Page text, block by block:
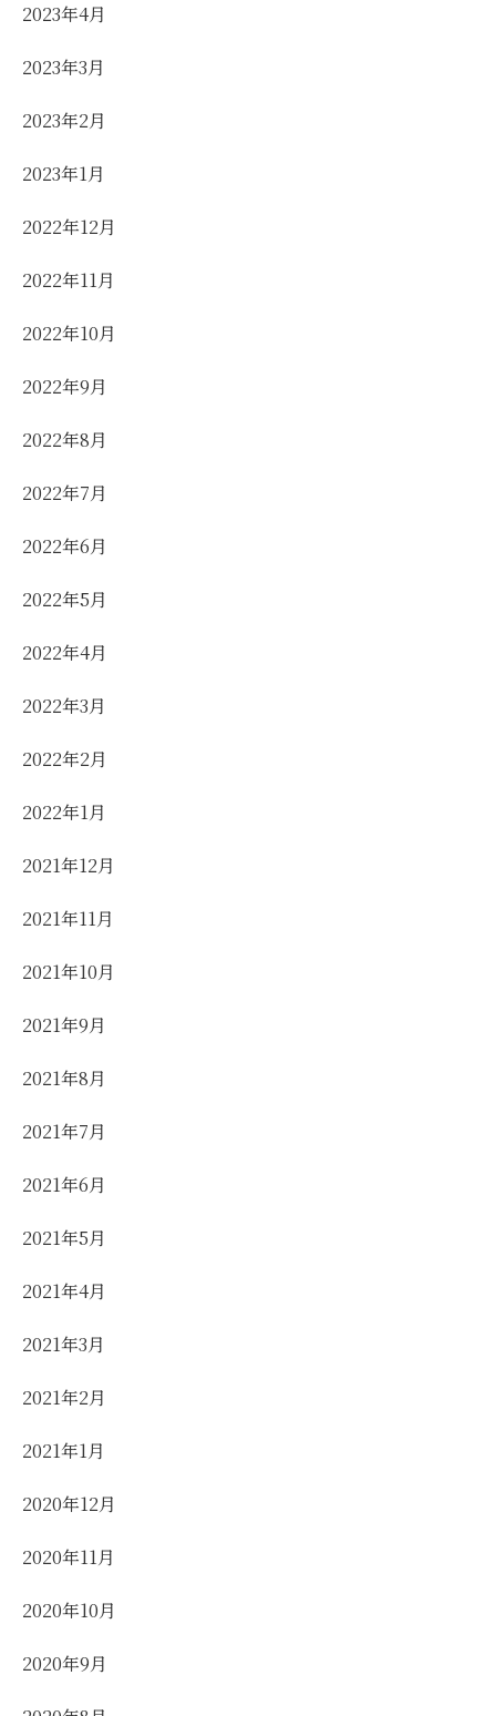
2023年4月
2023年3月
2023年2月
2023年1月
2022年12月
2022年11月
2022年10月
2022年9月
2022年8月
2022年7月
2022年6月
2022年5月
2022年4月
2022年3月
2022年2月
2022年1月
2021年12月
2021年11月
2021年10月
2021年9月
2021年8月
2021年7月
2021年6月
2021年5月
2021年4月
2021年3月
2021年2月
2021年1月
2020年12月
2020年11月
2020年10月
2020年9月